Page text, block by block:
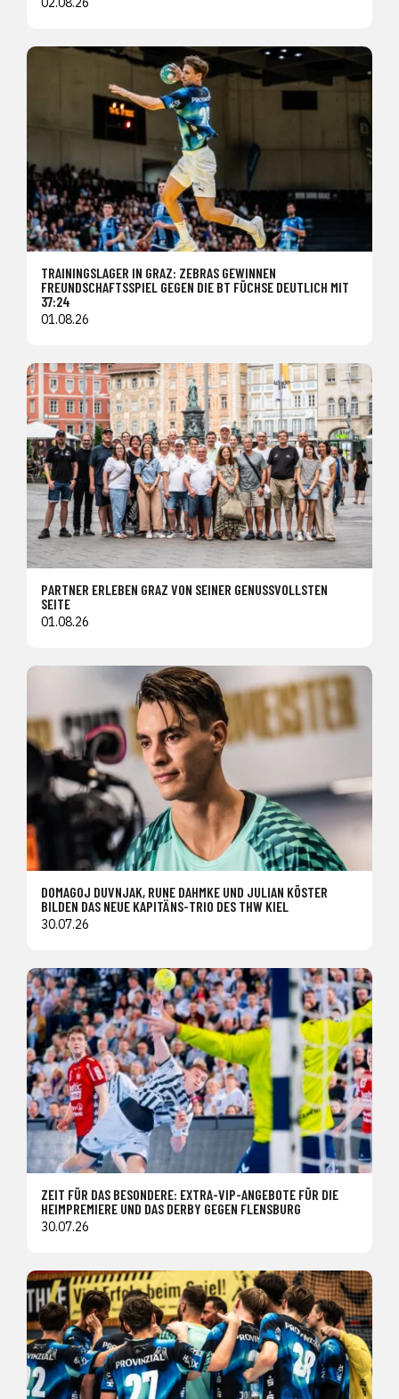
TRAININGSLAGER IN GRAZ: ZEBRAS GEWINNEN
FREUNDSCHAFTSSPIEL GEGEN DIE BT FÜCHSE DEUTLICH MIT
37:24
01.08.26
PARTNER ERLEBEN GRAZ VON SEINER GENUSSVOLLSTEN
SEITE
01.08.26
DOMAGOJ DUVNJAK, RUNE DAHMKE UND JULIAN KÖSTER
BILDEN DAS NEUE KAPITÄNS-TRIO DES THW KIEL
30.07.26
ZEIT FÜR DAS BESONDERE: EXTRA-VIP-ANGEBOTE FÜR DIE
HEIMPREMIERE UND DAS DERBY GEGEN FLENSBURG
30.07.26